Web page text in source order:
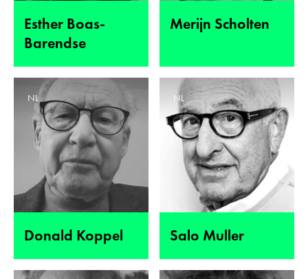
Esther Boas-
Barendse
Merijn Scholten
Donald Koppel
NL
Salo Muller
NL